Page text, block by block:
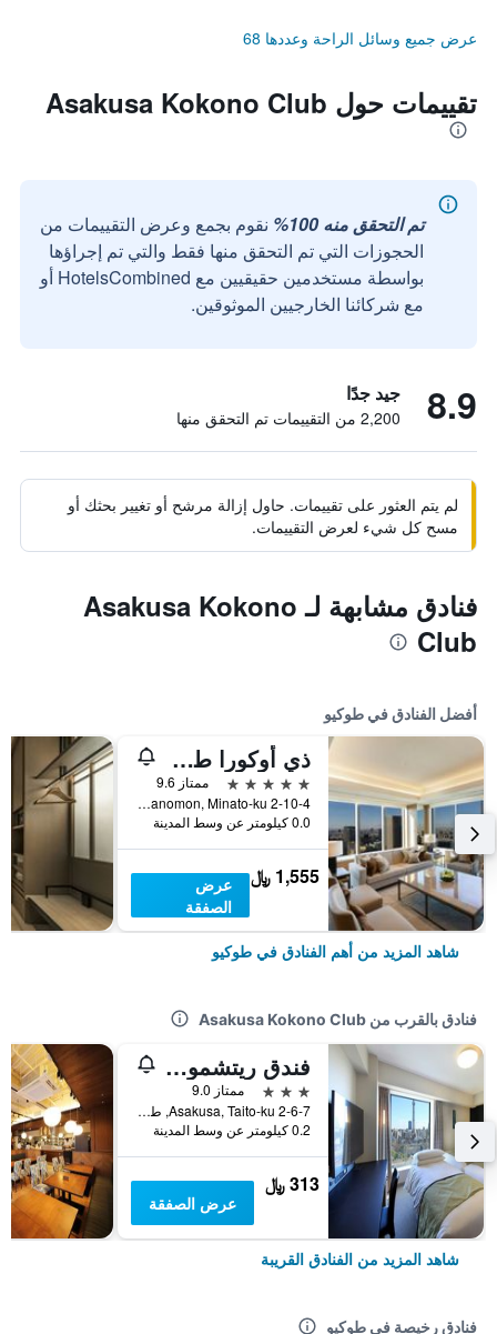
عرض جميع وسائل الراحة وعددها 68
تقييمات حول Asakusa Kokono Club
تم التحقق منه 100%
نقوم بجمع وعرض التقييمات من
الحجوزات التي تم التحقق منها فقط والتي تم إجراؤها
بواسطة مستخدمين حقيقيين مع HotelsCombined أو
مع شركائنا الخارجيين الموثوقين.
8.9 جيد جدًا
2,200 من التقييمات تم التحقق منها
لم يتم العثور على تقييمات. حاول إزالة مرشح أو تغيير بحثك أو
مسح كل شيء لعرض التقييمات.
فنادق مشابهة لـ Asakusa Kokono
Club
أفضل الفنادق في طوكيو
ذي أوكورا طوكيو
5 نجوم
ممتاز 9.6
2-10-4 Toranomon, Minato-ku, طوكيو, اليابان
0.0 كيلومتر عن وسط المدينة
1,555 ﷼
عرض
الصفقة
شاهد المزيد من أهم الفنادق في طوكيو
فنادق بالقرب من Asakusa Kokono Club
فندق ريتشموند بريمير أساكوسا انترناشونال
3 نجوم
ممتاز 9.0
2-6-7 Asakusa, Taito-ku, طوكيو, اليابان
0.2 كيلومتر عن وسط المدينة
313 ﷼
عرض الصفقة
شاهد المزيد من الفنادق القريبة
فنادق رخيصة في طوكيو